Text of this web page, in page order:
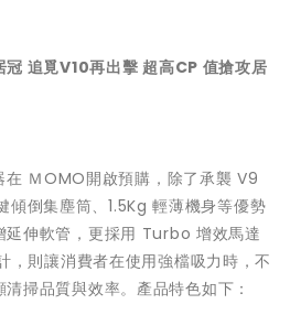
追覓V10再出擊 超高CP 值搶攻居
ＭOMO開啟預購，除了承襲 V9
倒集塵筒、1.5Kg 輕薄機身等優勢
延伸軟管，更採用 Turbo 增效馬達
，則讓消費者在使用強檔吸力時，不
掃品質與效率。產品特色如下：